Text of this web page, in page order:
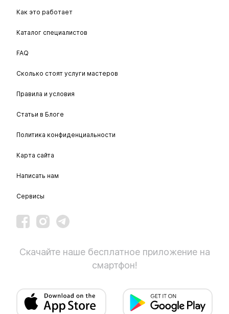
Как это работает
Каталог специалистов
FAQ
Сколько стоят услуги мастеров
Правила и условия
Статьи в Блоге
Политика конфиденциальности
Карта сайта
Написать нам
Сервисы
Скачайте наше бесплатное приложение на
смартфон!